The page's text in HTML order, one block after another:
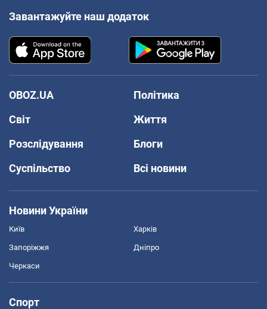
Завантажуйте наш додаток
OBOZ.UA
Політика
Світ
Життя
Розслідування
Блоги
Суспільство
Всі новини
Новини України
Київ Харків
Запоріжжя Дніпро
Черкаси
Спорт